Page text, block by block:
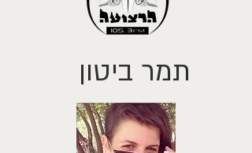
תמר ביטון